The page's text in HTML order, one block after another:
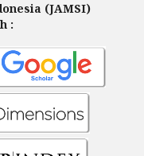
(JAMSI)
: